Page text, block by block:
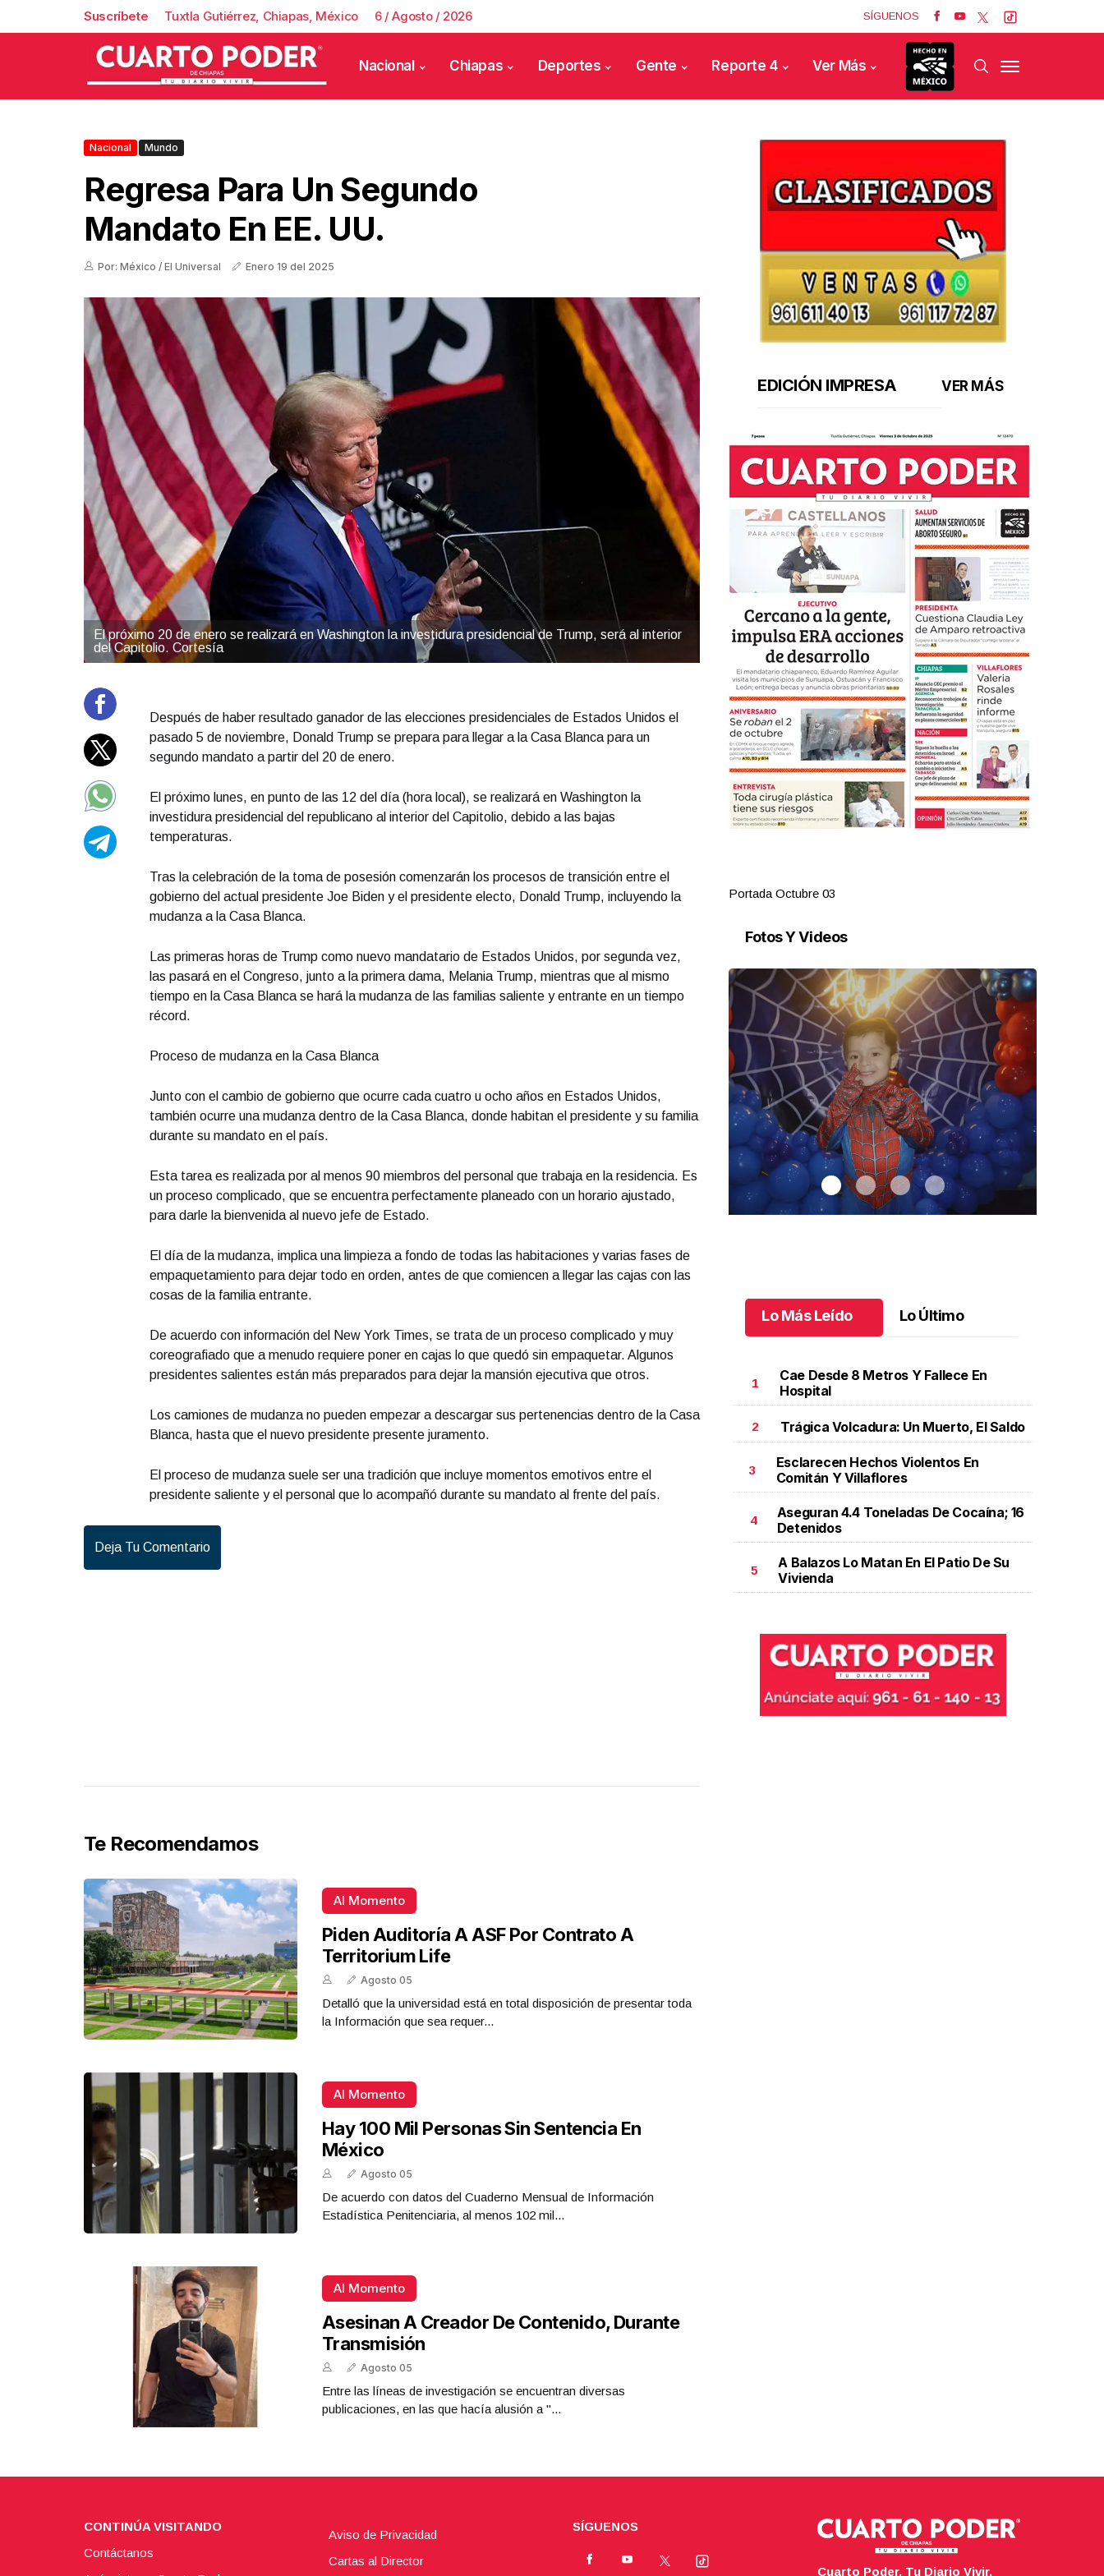
Suscríbete Tuxtla Gutiérrez, Chiapas, México 6 / Agosto / 2026 SÍGUENOS
Nacional Chiapas Deportes Gente Reporte 4 Ver Más
Nacional Mundo
Regresa Para Un Segundo
Mandato En EE. UU.
Por: México / El Universal Enero 19 del 2025
El próximo 20 de enero se realizará en Washington la investidura presidencial de Trump, será al interior
del Capitolio. Cortesía
Después de haber resultado ganador de las elecciones presidenciales de Estados Unidos el
pasado 5 de noviembre, Donald Trump se prepara para llegar a la Casa Blanca para un
segundo mandato a partir del 20 de enero.
El próximo lunes, en punto de las 12 del día (hora local), se realizará en Washington la
investidura presidencial del republicano al interior del Capitolio, debido a las bajas
temperaturas.
Tras la celebración de la toma de posesión comenzarán los procesos de transición entre el
gobierno del actual presidente Joe Biden y el presidente electo, Donald Trump, incluyendo la
mudanza a la Casa Blanca.
Las primeras horas de Trump como nuevo mandatario de Estados Unidos, por segunda vez,
las pasará en el Congreso, junto a la primera dama, Melania Trump, mientras que al mismo
tiempo en la Casa Blanca se hará la mudanza de las familias saliente y entrante en un tiempo
récord.
Proceso de mudanza en la Casa Blanca
Junto con el cambio de gobierno que ocurre cada cuatro u ocho años en Estados Unidos,
también ocurre una mudanza dentro de la Casa Blanca, donde habitan el presidente y su familia
durante su mandato en el país.
Esta tarea es realizada por al menos 90 miembros del personal que trabaja en la residencia. Es
un proceso complicado, que se encuentra perfectamente planeado con un horario ajustado,
para darle la bienvenida al nuevo jefe de Estado.
El día de la mudanza, implica una limpieza a fondo de todas las habitaciones y varias fases de
empaquetamiento para dejar todo en orden, antes de que comiencen a llegar las cajas con las
cosas de la familia entrante.
De acuerdo con información del New York Times, se trata de un proceso complicado y muy
coreografiado que a menudo requiere poner en cajas lo que quedó sin empaquetar. Algunos
presidentes salientes están más preparados para dejar la mansión ejecutiva que otros.
Los camiones de mudanza no pueden empezar a descargar sus pertenencias dentro de la Casa
Blanca, hasta que el nuevo presidente presente juramento.
El proceso de mudanza suele ser una tradición que incluye momentos emotivos entre el
presidente saliente y el personal que lo acompañó durante su mandato al frente del país.
Deja Tu Comentario
Te Recomendamos
Al Momento
Piden Auditoría A ASF Por Contrato A
Territorium Life
Agosto 05
Detalló que la universidad está en total disposición de presentar toda
la Información que sea requer...
Al Momento
Hay 100 Mil Personas Sin Sentencia En
México
Agosto 05
De acuerdo con datos del Cuaderno Mensual de Información
Estadística Penitenciaria, al menos 102 mil...
Al Momento
Asesinan A Creador De Contenido, Durante
Transmisión
Agosto 05
Entre las líneas de investigación se encuentran diversas
publicaciones, en las que hacía alusión a "...
EDICIÓN IMPRESA VER MÁS
Portada Septiembre 30 Portada Octubre 03
Fotos Y Videos
Entrevista con Ciro Castillo; en el estudio Carlos
Plástico
Santiago cumplió 3 años.Santiago cumplió 3 años
Lo Más Leído Lo Último
1
Cae Desde 8 Metros Y Fallece En
Hospital
2 Trágica Volcadura: Un Muerto, El Saldo
3
Esclarecen Hechos Violentos En
Comitán Y Villaflores
4
Aseguran 4.4 Toneladas De Cocaína; 16
Detenidos
5
A Balazos Lo Matan En El Patio De Su
Vivienda
CONTINÚA VISITANDO
Contáctanos
Aviso de Privacidad
Cartas al Director
SÍGUENOS
Cuarto Poder. Tu Diario Vivir.